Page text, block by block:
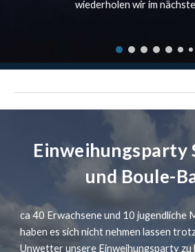
wiederholen wir im
Einweihungsparty
und Boule-
ca 40 Erwachsene und 10 jugendliche
haben es sich nicht nehmen lassen
Unwetter unsere Einweihungsparty zu